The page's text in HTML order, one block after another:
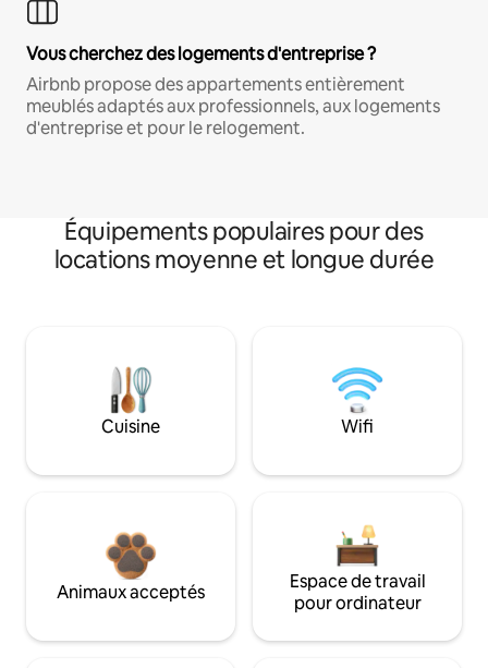
Vous cherchez des logements d'entreprise ?
Airbnb propose des appartements entièrement
meublés adaptés aux professionnels, aux logements
d'entreprise et pour le relogement.
Équipements populaires pour des
locations moyenne et longue durée
Cuisine Wifi
Animaux acceptés
Espace de travail
pour ordinateur